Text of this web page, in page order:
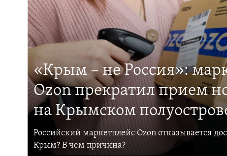
«Крым – не Россия»:
Ozon прекратил прием
на Крымском
Российский маркетплейс Ozon отказывается
Крым? В чем причина?